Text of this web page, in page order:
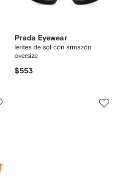
Prada Eyewear
lentes de sol con armazón
oversize
$553